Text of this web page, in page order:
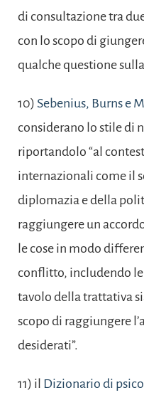
di consultazione tra
con lo scopo di
qualche questione
10) Sebenius, Burns e
considerano lo stile di
riportandolo “al
internazionali come il
diplomazia e della
raggiungere un
le cose in modo
conflitto, includendo le
tavolo della trattativa
scopo di raggiungere
desiderati”.
11) il Dizionario di